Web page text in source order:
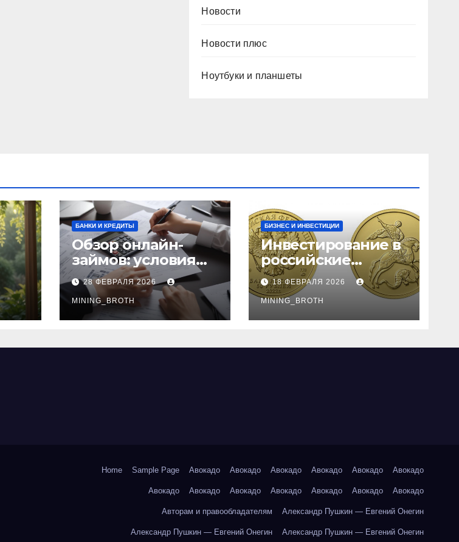
Новости
Новости плюс
Ноутбуки и планшеты
БАНКИ И КРЕДИТЫ
Обзор онлайн-
займов: условия
выдачи,
процентные
ставки и
требования к
28 ФЕВРАЛЯ 2026
MINING_BROTH
БИЗНЕС И ИНВЕСТИЦИИ
Инвестирование в
российские
золотые монеты:
подробное
руководство
18 ФЕВРАЛЯ 2026
MINING_BROTH
Home Sample Page Авокадо Авокадо Авокадо Авокадо Авокадо Авокадо
Авокадо Авокадо Авокадо Авокадо Авокадо Авокадо Авокадо
Авторам и правообладателям Александр Пушкин — Евгений Онегин
Александр Пушкин — Евгений Онегин Александр Пушкин — Евгений Онегин